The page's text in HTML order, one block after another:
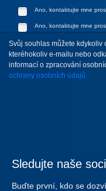
Ano, kontaktujte mne
Ano, kontaktujte mne
Svůj souhlas můžete kdykoliv
kteréhokoliv e-mailu nebo
informací o zpracování
ochrany osobních údajů.
Sledujte naše
Buďte první, kdo se